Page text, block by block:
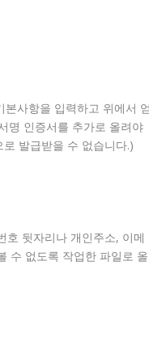
본사항을 입력하고 위에서
명 인증서를 추가로 올려야
발급받을 수 없습니다.)
호 뒷자리나 개인주소, 이메
수 없도록 작업한 파일로 올